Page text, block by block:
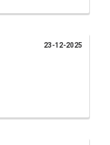
23-12-2025